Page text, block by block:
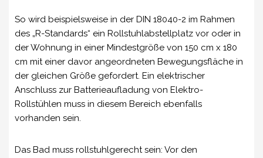
So wird beispielsweise in der DIN 18040-2 im Rahmen
des „R-Standards“ ein Rollstuhlabstellplatz vor oder in
der Wohnung in einer Mindestgröße von 150 cm x 180
cm mit einer davor angeordneten Bewegungsfläche in
der gleichen Größe gefordert. Ein elektrischer
Anschluss zur Batterieaufladung von Elektro-
Rollstühlen muss in diesem Bereich ebenfalls
vorhanden sein.
Das Bad muss rollstuhlgerecht sein: Vor den